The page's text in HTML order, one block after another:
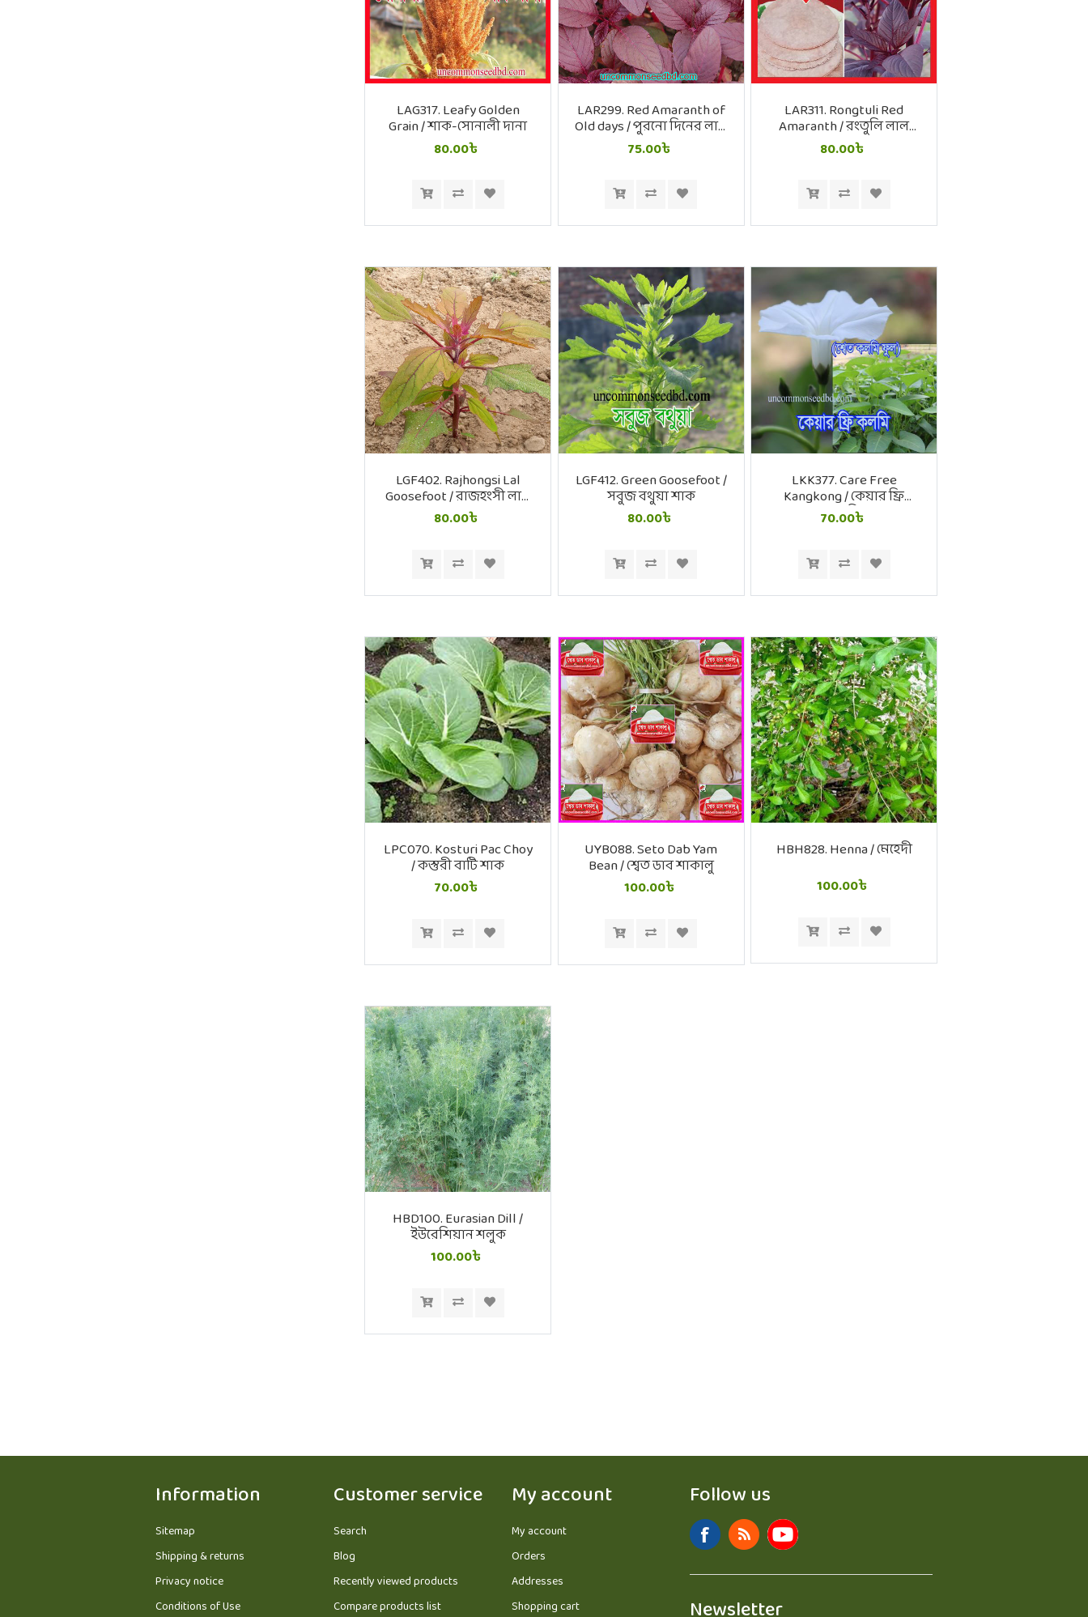
LAG317. Leafy Golden
Grain / শাক-সোনালী দানা
80.00৳
LAR299. Red Amaranth of
Old days / পুরনো দিনের লাল
শাক
75.00৳
LAR311. Rongtuli Red
Amaranth / রংতুলি লাল
শাক
80.00৳
LGF402. Rajhongsi Lal
Goosefoot / রাজহংসী লাল
বথুয়া শাক
80.00৳
LGF412. Green Goosefoot /
সবুজ বথুয়া শাক
80.00৳
LKK377. Care Free
Kangkong / কেয়ার ফ্রি
কলমি
70.00৳
LPC070. Kosturi Pac Choy
/ কস্তুরী বাটি শাক
70.00৳
UYB088. Seto Dab Yam
Bean / শ্বেত ডাব শাকালু
100.00৳
HBH828. Henna / মেহেদী
100.00৳
HBD100. Eurasian Dill /
ইউরেশিয়ান শলুক
100.00৳
Information
Sitemap
Shipping & returns
Privacy notice
Conditions of Use
Customer service
Search
Blog
Recently viewed products
Compare products list
My account
My account
Orders
Addresses
Shopping cart
Follow us